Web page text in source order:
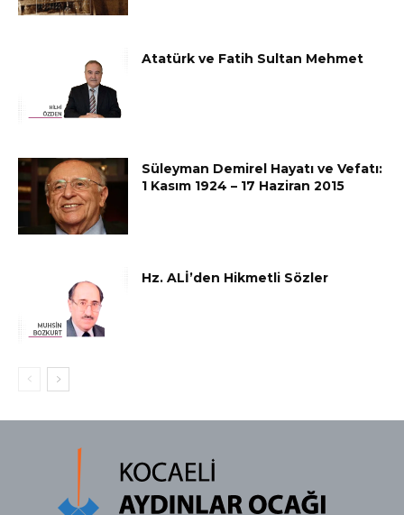
Atatürk ve Fatih Sultan Mehmet
Süleyman Demirel Hayatı ve Vefatı:
1 Kasım 1924 – 17 Haziran 2015
Hz. ALİ’den Hikmetli Sözler